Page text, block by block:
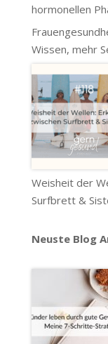
hormonellen
Wissen, mehr
Weisheit der
Surfbrett &
Neuste Blog